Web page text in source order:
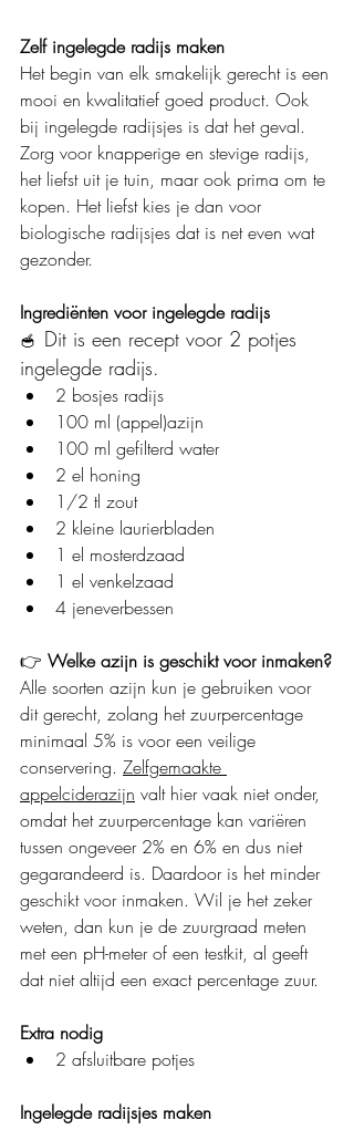
Zelf ingelegde radijs maken
Het begin van elk smakelijk gerecht is een
mooi en kwalitatief goed product. Ook
bij ingelegde radijsjes is dat het geval.
Zorg voor knapperige en stevige radijs,
het liefst uit je tuin, maar ook prima om te
kopen. Het liefst kies je dan voor
biologische radijsjes dat is net even wat
gezonder.
Ingrediënten voor ingelegde radijs
🥣 Dit is een recept voor 2 potjes
ingelegde radijs.
2 bosjes radijs
100 ml (appel)azijn
100 ml gefilterd water
2 el honing
1/2 tl zout
2 kleine laurierbladen
1 el mosterdzaad
1 el venkelzaad
4 jeneverbessen
👉 Welke azijn is geschikt voor inmaken?
Alle soorten azijn kun je gebruiken voor
dit gerecht, zolang het zuurpercentage
minimaal 5% is voor een veilige
conservering. Zelfgemaakte
appelciderazijn valt hier vaak niet onder,
omdat het zuurpercentage kan variëren
tussen ongeveer 2% en 6% en dus niet
gegarandeerd is. Daardoor is het minder
geschikt voor inmaken. Wil je het zeker
weten, dan kun je de zuurgraad meten
met een pH-meter of een testkit, al geeft
dat niet altijd een exact percentage zuur.
Extra nodig
2 afsluitbare potjes
Ingelegde radijsjes maken